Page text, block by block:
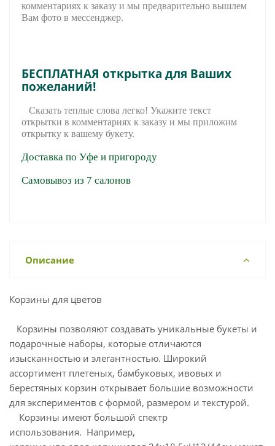
комментариях к заказу и мы предварительно вышлем
Вам фото в мессенджер.
БЕСПЛАТНАЯ открытка для Ваших
пожеланий!
Сказать теплые слова легко! Укажите текст
открытки в комментариях к заказу и мы приложим
открытку к вашему букету.
Доставка по Уфе и пригороду
Самовывоз из 7 салонов
Описание
Корзины для цветов
Корзины позволяют создавать уникальные букеты и
подарочные наборы, которые отличаются
изысканностью и элегантностью. Широкий
ассортимент плетеных, бамбуковых, ивовых и
берестяных корзин открывает большие возможности
для экспериментов с формой, размером и текстурой.
Корзины имеют большой спектр
использования. Например,